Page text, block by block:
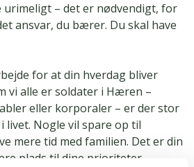
urimeligt – det er nødvendigt, for
ansvar, du bærer. Du skal have
for at din hverdag bliver
vi alle er soldater i Hæren –
eller korporaler – er der stor
livet. Nogle vil spare op til
mere tid med familien. Det er din
plads til dine prioriteter.